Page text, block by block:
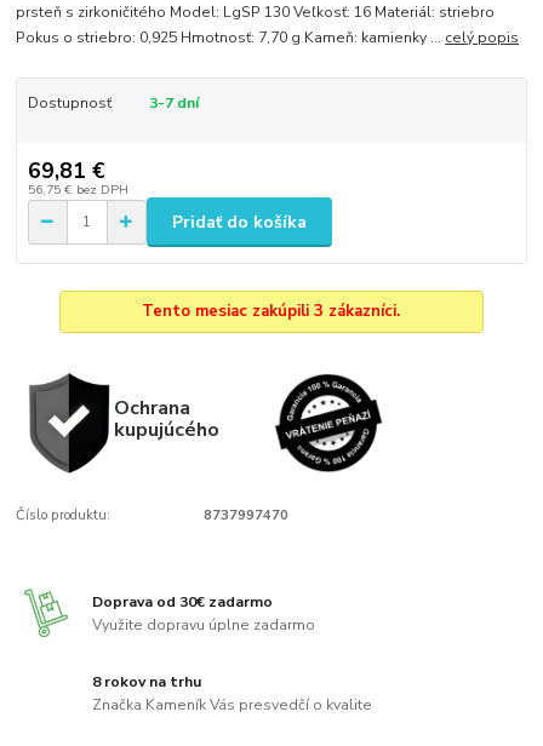
prsteň s zirkoničitého Model: LgSP 130 Veľkosť: 16 Materiál: striebro
Pokus o striebro: 0,925 Hmotnosť: 7,70 g Kameň: kamienky ... celý popis
Dostupnosť 3-7 dní
69,81 €
56,75 € bez DPH
Pridať do košíka
Tento mesiac zakúpili 3 zákazníci.
Ochrana
kupujúcého
Číslo produktu: 8737997470
Doprava od 30€ zadarmo
Využite dopravu úplne zadarmo
8 rokov na trhu
Značka Kameník Vás presvedčí o kvalite